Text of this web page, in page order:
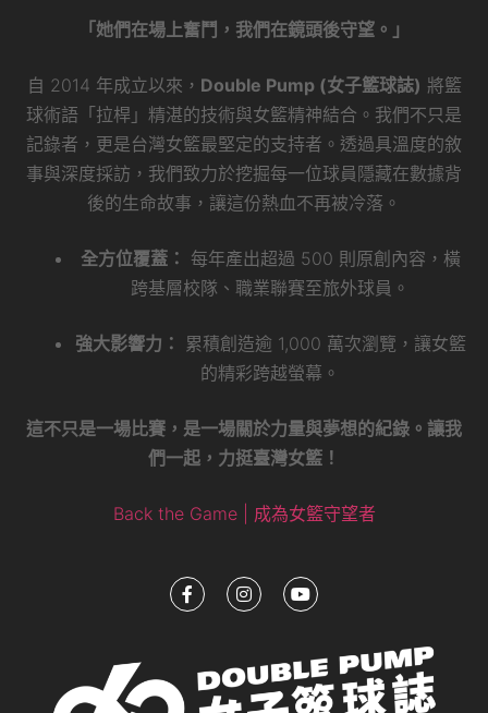
「她們在場上奮鬥，我們在鏡頭後守望。」
自 2014 年成立以來， Double Pump (女子籃球誌) 將籃
球術語「拉桿」精湛的技術與女籃精神結合。我們不只是
記錄者，更是台灣女籃最堅定的支持者。透過具溫度的敘
事與深度採訪，我們致力於挖掘每一位球員隱藏在數據背
後的生命故事，讓這份熱血不再被冷落。
全方位覆蓋： 每年產出超過 500 則原創內容，橫
跨基層校隊、職業聯賽至旅外球員。
強大影響力：
累積創造逾 1,000 萬次瀏覽，讓女籃
的精彩跨越螢幕。
這不只是一場比賽，是一場關於力量與夢想的紀錄。讓我
們一起，力挺臺灣女籃！
Back the Game | 成為女籃守望者